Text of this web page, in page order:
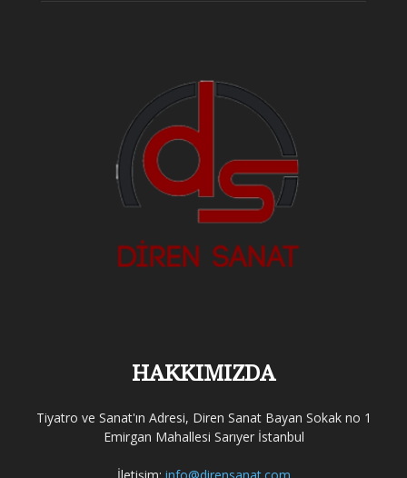
HAKKIMIZDA
Tiyatro ve Sanat'ın Adresi, Diren Sanat Bayan Sokak no 1
Emirgan Mahallesi Sarıyer İstanbul
İletişim: info@dirensanat.com